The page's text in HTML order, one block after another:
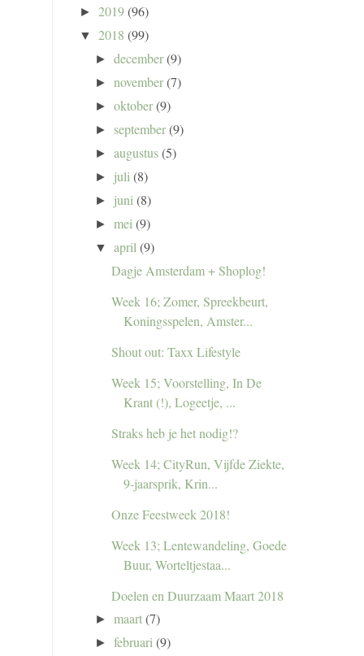
► 2019(96)
▼ 2018 (99)
►december(9)
►november(7)
►oktober(9)
► september(9)
►augustus(5)
► juli (8)
► juni (8)
►mei (9)
▼ april (9)
Dagje Amsterdam + Shoplog!
Week 16; Zomer, Spreekbeurt,
Koningsspelen, Amster...
Shout out: Taxx Lifestyle
Week 15; Voorstelling, In De
Krant (!), Logeetje, ...
Straks heb je het nodig!?
Week 14; CityRun, Vijfde Ziekte,
9-jaarsprik, Krin...
Onze Feestweek 2018!
Week 13; Lentewandeling, Goede
Buur, Worteltjestaa...
Doelen en Duurzaam Maart 2018
►maart(7)
►februari (9)